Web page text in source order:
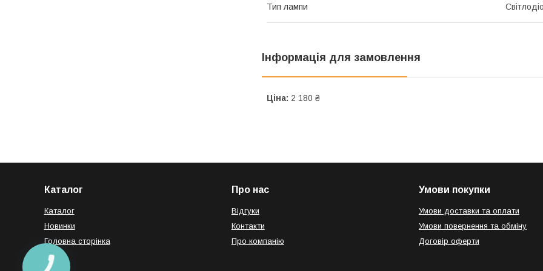
Тип лампи
Інформація для замовлення
Ціна: 2 180 ₴
Каталог
Каталог
Новинки
Головна сторінка
Про нас
Відгуки
Контакти
Про компанію
Умови покупки
Умови доставки та оплати
Умови повернення та обміну
Договір оферти
КНОПКА